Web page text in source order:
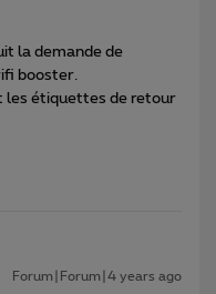
la demande de
booster.
les étiquettes de retour
Forum|Forum|4 years ago